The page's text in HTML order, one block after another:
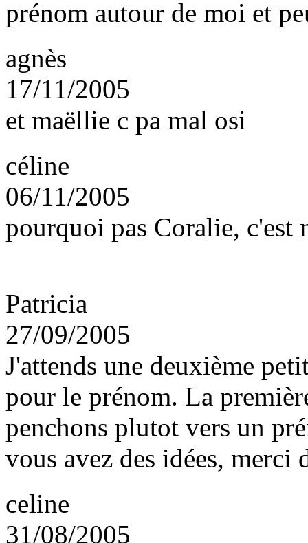
prénom autour de moi et
agnès
17/11/2005
et maëllie c pa mal osi
céline
06/11/2005
pourquoi pas Coralie, c'est
Patricia
27/09/2005
J'attends une deuxième
pour le prénom. La
penchons plutot vers un
vous avez des idées, merci
celine
31/08/2005